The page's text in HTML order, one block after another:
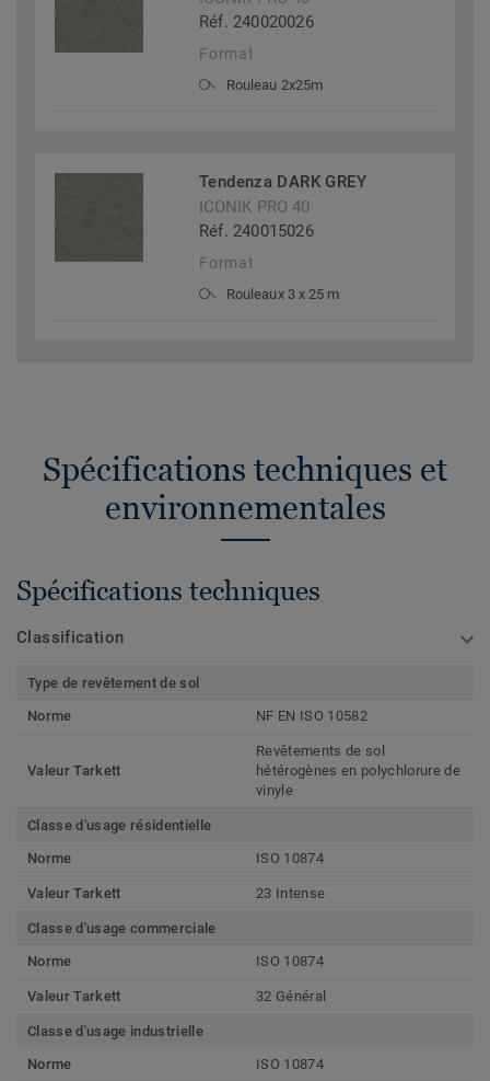
Réf. 240020026
Format
Rouleau 2x25m
Tendenza DARK GREY
ICONIK PRO 40
Réf. 240015026
Format
Rouleaux 3 x 25 m
Spécifications techniques et
environnementales
Spécifications techniques
Classification
Type de revêtement de sol
Norme
NF EN ISO 10582
Valeur Tarkett
Revêtements de sol
hétérogènes en polychlorure de
vinyle
Classe d'usage résidentielle
Norme
ISO 10874
Valeur Tarkett 23 Intense
Classe d'usage commerciale
Norme
ISO 10874
Valeur Tarkett 32 Général
Classe d'usage industrielle
Norme
ISO 10874